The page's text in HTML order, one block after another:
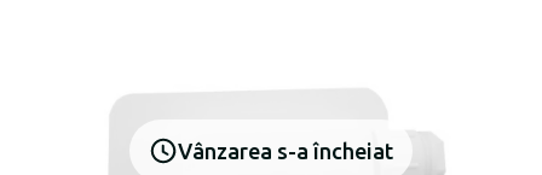
Vânzarea s-a încheiat